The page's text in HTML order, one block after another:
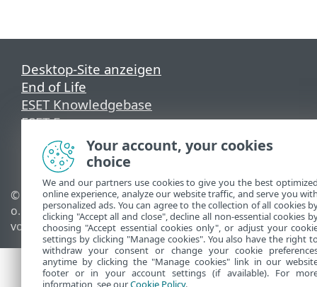
Desktop-Site anzeigen
End of Life
ESET Knowledgebase
ESET-Forum
ESET Status Portal
Regionaler Support
© 1992 - 2026 ESET, spol. s r.
o. - Alle Rechte
vorbehalten.
Cookies verwalten
Cookie-Richtlinie
Your account, your cookies
choice
We and our partners use cookies to give you the best
online experience, analyze our website traffic, and serve you
personalized ads. You can agree to the collection of all cookies
clicking "Accept all and close", decline all non-essential cookies
choosing "Accept essential cookies only", or adjust your
settings by clicking "Manage cookies". You also have the right
withdraw your consent or change your cookie
anytime by clicking the "Manage cookies" link in our
footer or in your account settings (if available). For
information, see ourCookie Policy.